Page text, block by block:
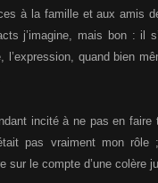
à la famille et aux amis
j’imagine, mais bon : il
l’expression, quand bien
incité à ne pas en faire
pas vraiment mon rôle
sur le compte d’une colère